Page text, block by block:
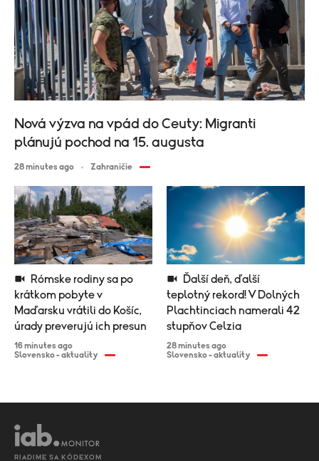
krátkom pobyte v
Maďarsku vrátili do Košíc,
úrady preverujú ich presun
16 minutes ago
Slovensko - aktuality
teplotný rekord! V Dolných
Plachtinciach namerali 42
stupňov Celzia
28 minutes ago
Slovensko - aktuality
Nová výzva na vpád do Ceuty: Migranti
plánujú pochod na 15. augusta
28 minutes ago Zahraničie
RIADIME SA KÓDEXOM